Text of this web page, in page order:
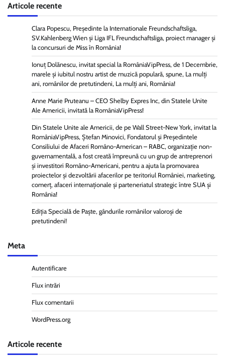
Articole recente
Clara Popescu, Președinte la Internationale Freundschaftsliga,
SV.Kahlenberg Wien şi Liga IFL Freundschaftsliga, proiect manager și
la concursuri de Miss în România!
Ionuț Dolănescu, invitat special la RomâniaVipPress, de 1 Decembrie,
marele și iubitul nostru artist de muzică populară, spune, La mulți
ani, românilor de pretutindeni, La mulți ani, România!
Anne Marie Pruteanu – CEO Shelby Expres Inc, din Statele Unite
Ale Americii, invitată la RomâniaVipPress!
Din Statele Unite ale Americii, de pe Wall Street-New York, invitat la
RomâniaVipPress, Ștefan Minovici, Fondatorul și Președintele
Consiliului de Afaceri Româno-American – RABC, organizație non-
guvernamentală, a fost creată împreună cu un grup de antreprenori
și investitori Româno-Americani, pentru a ajuta la promovarea
proiectelor și dezvoltării afacerilor pe teritoriul României, marketing,
comerț, afaceri internaționale și parteneriatul strategic între SUA și
România!
Ediția Specială de Paște, gândurile românilor valoroși de
pretutindeni!
Meta
Autentificare
Flux intrări
Flux comentarii
WordPress.org
Articole recente